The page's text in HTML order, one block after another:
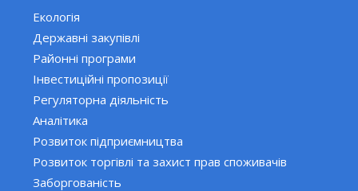
Екологія
Державні закупівлі
Районні програми
Інвестиційні пропозиції
Регуляторна діяльність
Аналітика
Розвиток підприємництва
Розвиток торгівлі та захист прав споживачів
Заборгованість